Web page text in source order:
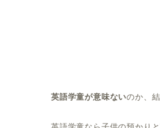
英語学童が意味ないのか、